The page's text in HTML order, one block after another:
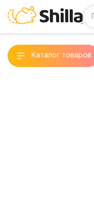
Каталог товаров